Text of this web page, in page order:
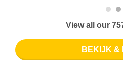
View all our
BEKIJK &